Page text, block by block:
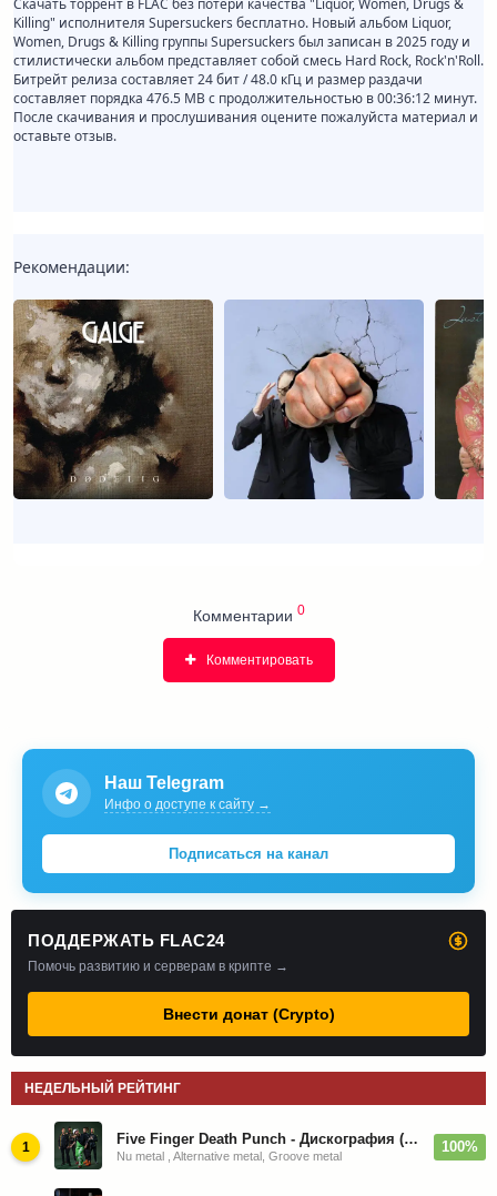
Скачать торрент в FLAC без потери качества "Liquor, Women, Drugs &
Killing" исполнителя Supersuckers бесплатно. Новый альбом Liquor,
Women, Drugs & Killing группы Supersuckers был записан в 2025 году и
стилистически альбом представляет собой смесь Hard Rock, Rock'n'Roll.
Битрейт релиза составляет 24 бит / 48.0 кГц и размер раздачи
составляет порядка 476.5 MB с продолжительностью в 00:36:12 минут.
После скачивания и прослушивания оцените пожалуйста материал и
оставьте отзыв.
Рекомендации:
Комментарии 0
Комментировать
Наш Telegram
Инфо о доступе к сайту →
Подписаться на канал
ПОДДЕРЖАТЬ FLAC24
Помочь развитию и серверам в крипте →
Внести донат (Crypto)
НЕДЕЛЬНЫЙ РЕЙТИНГ
1 Five Finger Death Punch - Дискография (2008-2026)
Nu metal , Alternative metal, Groove metal
100%